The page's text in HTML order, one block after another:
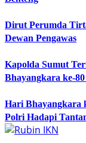
Dirut Perumda
Dewan Pengawas
Kapolda Sumut
Bhayangkara ke-
Hari Bhayangkara
Polri Hadapi